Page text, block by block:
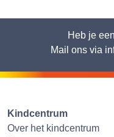
Heb je
Mail ons via
Kindcentrum
Over het kindcentrum